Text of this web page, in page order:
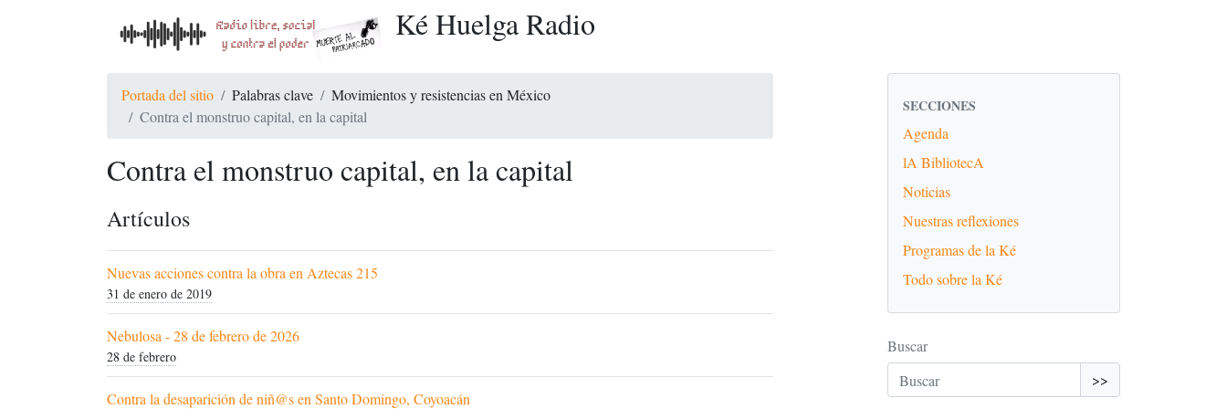
Ké Huelga Radio
Portada del sitio Palabras clave
Movimientos y resistencias en México
Contra el monstruo capital, en la capital
Contra el monstruo capital, en la capital
Artículos
Nuevas acciones contra la obra en Aztecas 215
31 de enero de 2019
Nebulosa - 28 de febrero de 2026
28 de febrero
Contra la desaparición de niñ@s en Santo Domingo, Coyoacán
SECCIONES
Agenda
lA BibliotecA
Noticias
Nuestras reflexiones
Programas de la Ké
Todo sobre la Ké
Buscar
>>